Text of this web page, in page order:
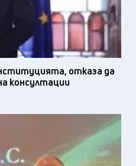
отказа да
консултации